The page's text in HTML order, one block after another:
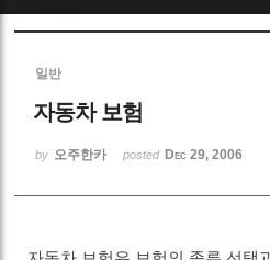
일반
자동차 보험
by 오주한카 posted Dec 29, 2006
Sketchbook5, 스
Sketchbook5,